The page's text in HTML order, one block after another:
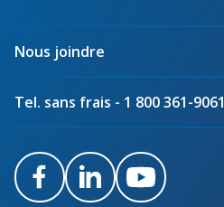
Nous joindre
Tel. sans frais - 1 800 361-9061
FacebookLinkedInYoutube